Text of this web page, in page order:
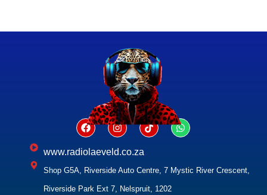
www.radiolaeveld.co.za
Shop G5A, Riverside Auto Centre, 7 Mystic River Crescent,
Riverside Park Ext 7, Nelspruit, 1202